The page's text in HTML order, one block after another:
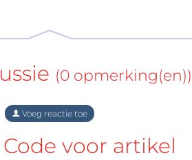
(0 opmerking(en))
Voeg reactie toe
voor artikel